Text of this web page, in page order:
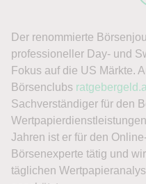
Der renommierte
professioneller Day- und
Fokus auf die US Märkte.
Börsenclubs
Sachverständiger für den
Jahren ist er für den
Börsenexperte tätig und
täglichen